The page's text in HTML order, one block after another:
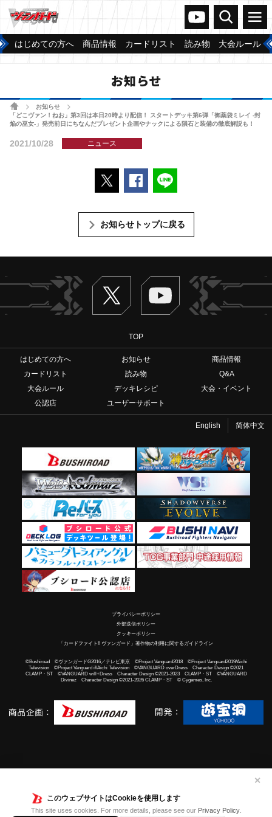
このウェブサイトはCookieを使用します
This site uses cookies. For more details, please see our Privacy Policy.
✕
ヴァンガードch
検索 メニュー
はじめての方へ 商品情報 カードリスト 読み物 大会ルール
お知らせ
ホームお知らせ
「どこヴァン！ねお」第3回は本日20時より配信！ スタートデッキ第6弾「御薬袋ミレイ -封
焔の巫女-」発売前日にちなんだプレゼント企画やナックによる隕石と装備の徹底解説も！
2021/10/28 ニュース
ポストするFacebookでシェアする
お知らせトップに戻る
Twitter ヴァンガードch
TOP
はじめての方へ お知らせ
商品情報
カードリスト
読み物
Q&A
大会ルール
デッキレシピ
大会・イベント
公認店
ユーザーサポート
English 简体中文
プライバシーポリシー
外部送信ポリシー
クッキーポリシー
「カードファイト!! ヴァンガード」著作物の利用に関するガイドライン
©Bushiroad ©ヴァンガードG2016／テレビ東京 ©Project Vanguard2018 ©Project Vanguard2019/Aichi
Television ©Project Vanguard if/Aichi Television ©VANGUARD overDress Character Design ©2021
CLAMP・ST ©VANGUARD will+Dress Character Design ©2021-2023 CLAMP・ST ©VANGUARD
Divinez Character Design ©2021-2026 CLAMP・ST © Cygames, Inc.